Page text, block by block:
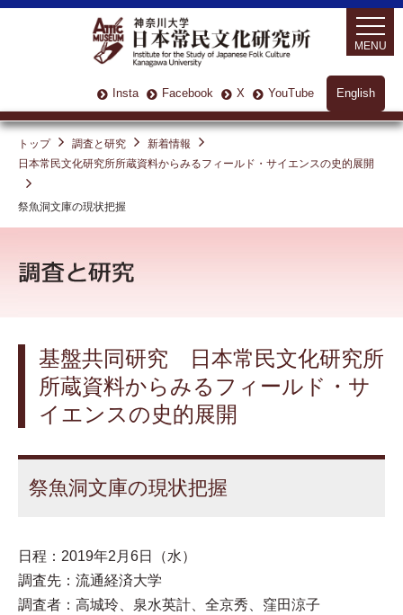
English
Insta Facebook X YouTube
MENU
トップ 調査と研究
新着情報
日本常民文化研究所所蔵資料からみるフィールド・サイエンスの史的展開
祭魚洞文庫の現状把握
基盤共同研究 日本常民文化研究所
所蔵資料からみるフィールド・サ
イエンスの史的展開
祭魚洞文庫の現状把握
日程：2019年2月6日（水）
調査先：流通経済大学
調査者：高城玲、泉水英計、全京秀、窪田涼子